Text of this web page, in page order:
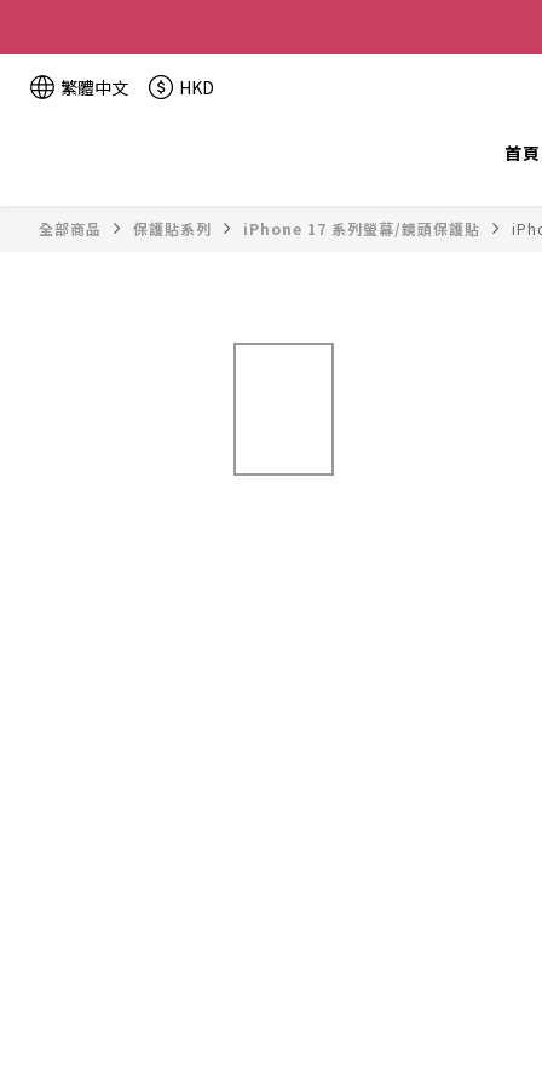
繁體中文 HKD
首頁
全部商品 保護貼系列 iPhone 17 系列螢幕/鏡頭保護貼